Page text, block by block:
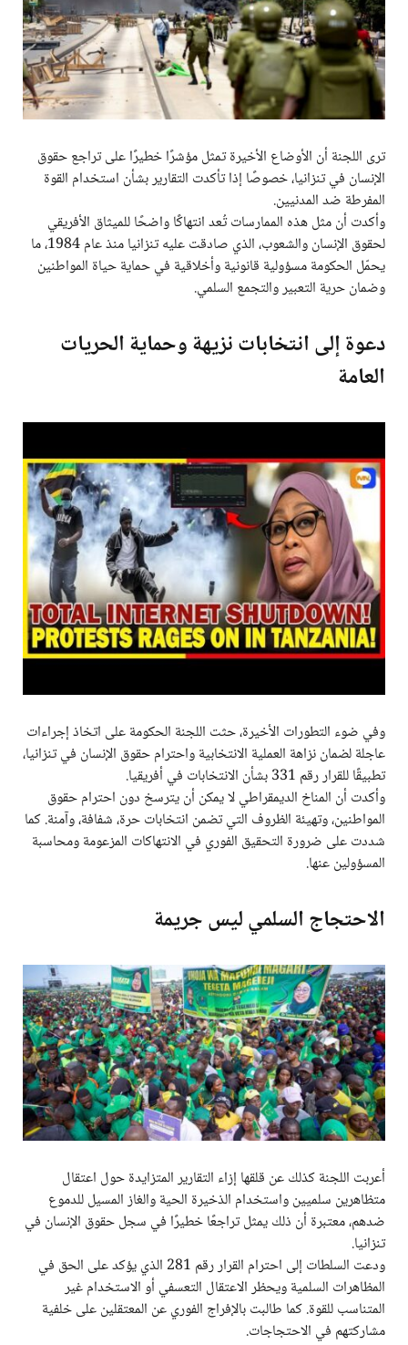
ترى اللجنة أن الأوضاع الأخيرة تمثل مؤشرًا خطيرًا على تراجع حقوق
الإنسان في تنزانيا، خصوصًا إذا تأكدت التقارير بشأن استخدام القوة
المفرطة ضد المدنيين.
وأكدت أن مثل هذه الممارسات تُعد انتهاكًا واضحًا للميثاق الأفريقي
لحقوق الإنسان والشعوب، الذي صادقت عليه تنزانيا منذ عام 1984، ما
يحمّل الحكومة مسؤولية قانونية وأخلاقية في حماية حياة المواطنين
وضمان حرية التعبير والتجمع السلمي.
دعوة إلى انتخابات نزيهة وحماية الحريات
العامة
وفي ضوء التطورات الأخيرة، حثت اللجنة الحكومة على اتخاذ إجراءات
عاجلة لضمان نزاهة العملية الانتخابية واحترام حقوق الإنسان في تنزانيا،
تطبيقًا للقرار رقم 331 بشأن الانتخابات في أفريقيا.
وأكدت أن المناخ الديمقراطي لا يمكن أن يترسخ دون احترام حقوق
المواطنين، وتهيئة الظروف التي تضمن انتخابات حرة، شفافة، وآمنة. كما
شددت على ضرورة التحقيق الفوري في الانتهاكات المزعومة ومحاسبة
المسؤولين عنها.
الاحتجاج السلمي ليس جريمة
أعربت اللجنة كذلك عن قلقها إزاء التقارير المتزايدة حول اعتقال
متظاهرين سلميين واستخدام الذخيرة الحية والغاز المسيل للدموع
ضدهم، معتبرة أن ذلك يمثل تراجعًا خطيرًا في سجل حقوق الإنسان في
تنزانيا.
ودعت السلطات إلى احترام القرار رقم 281 الذي يؤكد على الحق في
المظاهرات السلمية ويحظر الاعتقال التعسفي أو الاستخدام غير
المتناسب للقوة. كما طالبت بالإفراج الفوري عن المعتقلين على خلفية
مشاركتهم في الاحتجاجات.